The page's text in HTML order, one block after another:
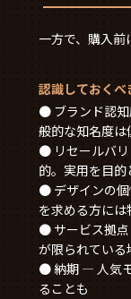
一方で、購入前
認識しておくべ
● ブランド認
般的な知名度
● リセールバ
的。実用を目
● デザインの
を求める方に
● サービス拠
が限られている
● 納期 — 人気
ることも